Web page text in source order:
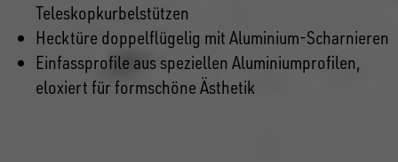
Teleskopkurbelstützen
Hecktüre doppelflügelig mit Aluminium-Scharnieren
Einfassprofile aus speziellen Aluminiumprofilen,
eloxiert für formschöne Ästhetik